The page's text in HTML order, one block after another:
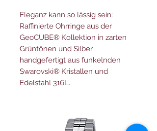
Eleganz kann so lässig sein:
Raffinierte Ohrringe aus der
GeoCUBE® Kollektion in zarten
Grüntönen und Silber
handgefertigt aus funkelnden
Swarovski® Kristallen und
Edelstahl 316L.